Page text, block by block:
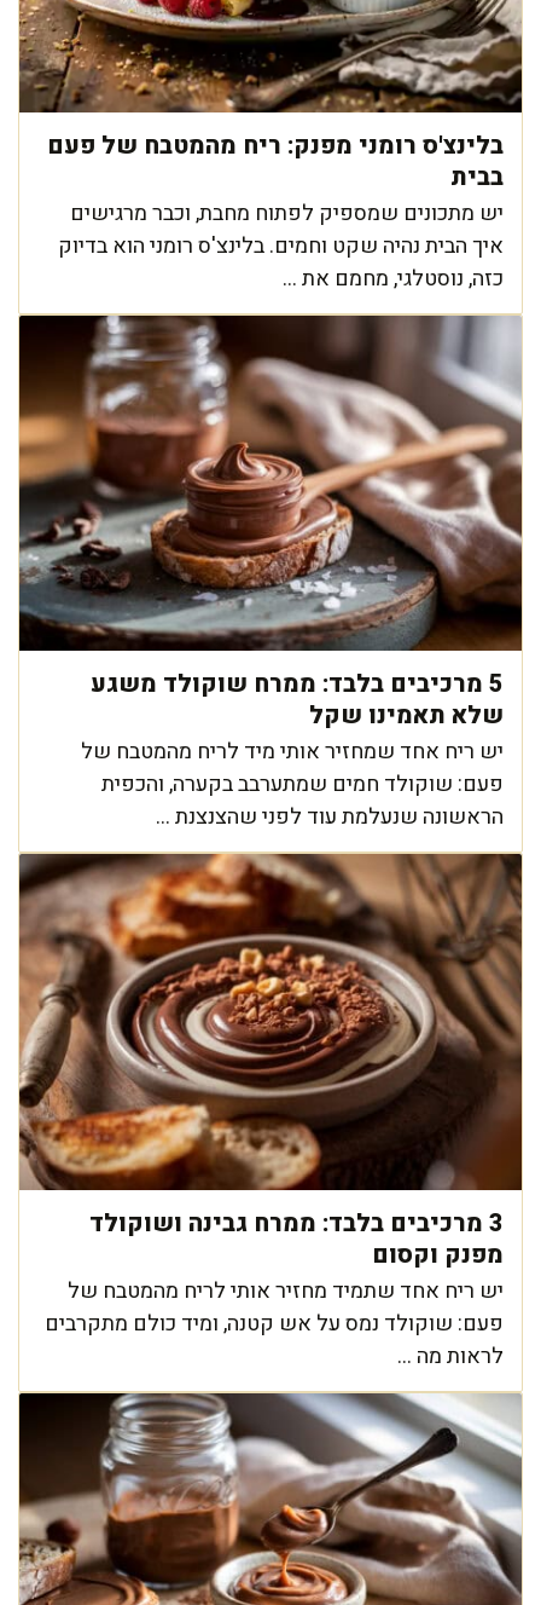
בלינצ'ס רומני מפנק: ריח מהמטבח של פעם
בבית
יש מתכונים שמספיק לפתוח מחבת, וכבר מרגישים
איך הבית נהיה שקט וחמים. בלינצ'ס רומני הוא בדיוק
כזה, נוסטלגי, מחמם את ...
5 מרכיבים בלבד: ממרח שוקולד משגע
שלא תאמינו שקל
יש ריח אחד שמחזיר אותי מיד לריח מהמטבח של
פעם: שוקולד חמים שמתערבב בקערה, והכפית
הראשונה שנעלמת עוד לפני שהצנצנת ...
3 מרכיבים בלבד: ממרח גבינה ושוקולד
מפנק וקסום
יש ריח אחד שתמיד מחזיר אותי לריח מהמטבח של
פעם: שוקולד נמס על אש קטנה, ומיד כולם מתקרבים
לראות מה ...